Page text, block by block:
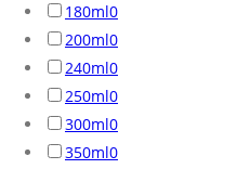
180ml0
200ml0
240ml0
250ml0
300ml0
350ml0